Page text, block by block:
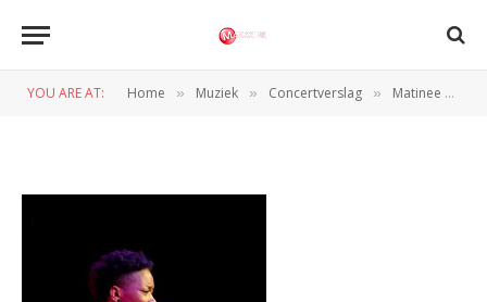
YOU ARE AT: Home » Muziek » Concertverslag » Matinee du Monde met speciale gast Sabrina Starke (Poppodium Grounds, 03-11-2013)
SAMSUNG CAMERA